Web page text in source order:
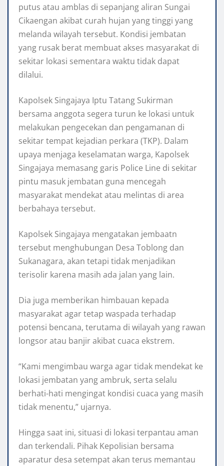
putus atau amblas di sepanjang aliran Sungai
Cikaengan akibat curah hujan yang tinggi yang
melanda wilayah tersebut. Kondisi jembatan
yang rusak berat membuat akses masyarakat di
sekitar lokasi sementara waktu tidak dapat
dilalui.
Kapolsek Singajaya Iptu Tatang Sukirman
bersama anggota segera turun ke lokasi untuk
melakukan pengecekan dan pengamanan di
sekitar tempat kejadian perkara (TKP). Dalam
upaya menjaga keselamatan warga, Kapolsek
Singajaya memasang garis Police Line di sekitar
pintu masuk jembatan guna mencegah
masyarakat mendekat atau melintas di area
berbahaya tersebut.
Kapolsek Singajaya mengatakan jembaatn
tersebut menghubungan Desa Toblong dan
Sukanagara, akan tetapi tidak menjadikan
terisolir karena masih ada jalan yang lain.
Dia juga memberikan himbauan kepada
masyarakat agar tetap waspada terhadap
potensi bencana, terutama di wilayah yang rawan
longsor atau banjir akibat cuaca ekstrem.
“Kami mengimbau warga agar tidak mendekat ke
lokasi jembatan yang ambruk, serta selalu
berhati-hati mengingat kondisi cuaca yang masih
tidak menentu,” ujarnya.
Hingga saat ini, situasi di lokasi terpantau aman
dan terkendali. Pihak Kepolisian bersama
aparatur desa setempat akan terus memantau